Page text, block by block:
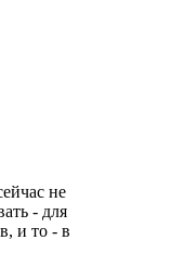
не
- для
и то - в